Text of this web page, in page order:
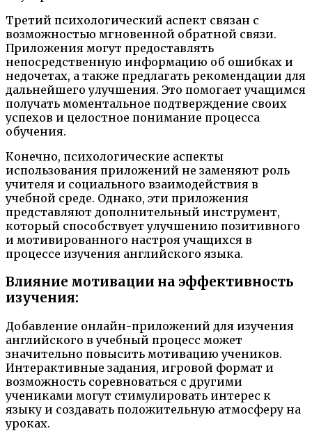
Третий психологический аспект связан с
возможностью мгновенной обратной связи.
Приложения могут предоставлять
непосредственную информацию об ошибках и
недочетах, а также предлагать рекомендации для
дальнейшего улучшения. Это помогает учащимся
получать моментальное подтверждение своих
успехов и целостное понимание процесса
обучения.
Конечно, психологические аспекты
использования приложений не заменяют роль
учителя и социального взаимодействия в
учебной среде. Однако, эти приложения
представляют дополнительный инструмент,
который способствует улучшению позитивного
и мотивированного настроя учащихся в
процессе изучения английского языка.
Влияние мотивации на эффективность
изучения:
Добавление онлайн-приложений для изучения
английского в учебный процесс может
значительно повысить мотивацию учеников.
Интерактивные задания, игровой формат и
возможность соревноваться с другими
учениками могут стимулировать интерес к
языку и создавать положительную атмосферу на
уроках.